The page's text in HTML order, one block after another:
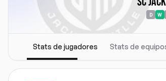
D W
Stats de jugadores Stats de